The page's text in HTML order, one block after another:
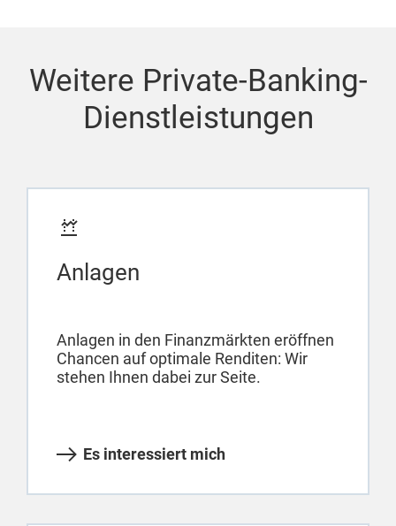
Weitere Private-Banking-
Dienstleistungen
Anlagen
Anlagen in den Finanzmärkten eröffnen
Chancen auf optimale Renditen: Wir
stehen Ihnen dabei zur Seite.
Es interessiert mich